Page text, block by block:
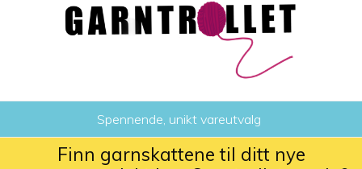
Spennende, unikt vareutvalg
Finn garnskattene til ditt nye